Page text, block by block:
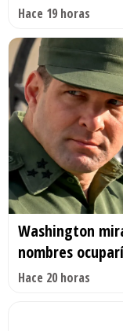
Hace 19 horas
Washington
nombres
Hace 20 horas